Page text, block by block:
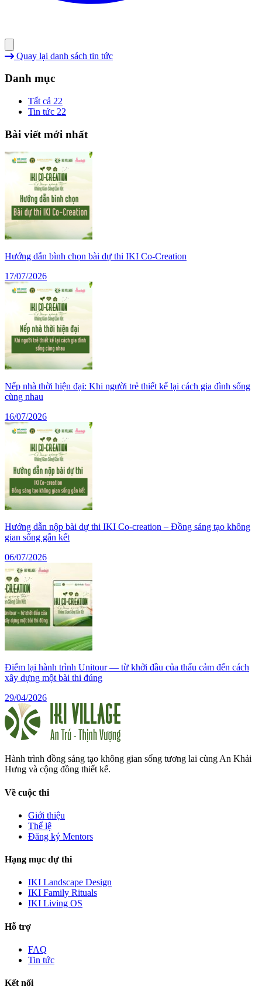
Quay lại danh sách tin tức
Danh mục
Tất cả 22
Tin tức 22
Bài viết mới nhất
Hướng dẫn bình chọn bài dự thi IKI Co-Creation
17/07/2026
Nếp nhà thời hiện đại: Khi người trẻ thiết kế lại cách gia đình sống
cùng nhau
16/07/2026
Hướng dẫn nộp bài dự thi IKI Co-creation – Đồng sáng tạo không
gian sống gắn kết
06/07/2026
Điểm lại hành trình Unitour — từ khởi đầu của thấu cảm đến cách
xây dựng một bài thi đúng
29/04/2026
Hành trình đồng sáng tạo không gian sống tương lai cùng An Khải
Hưng và cộng đồng thiết kế.
Về cuộc thi
Giới thiệu
Thể lệ
Đăng ký Mentors
Hạng mục dự thi
IKI Landscape Design
IKI Family Rituals
IKI Living OS
Hỗ trợ
FAQ
Tin tức
Kết nối